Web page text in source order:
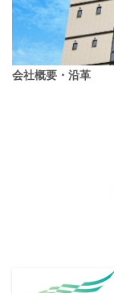
会社概要・沿革